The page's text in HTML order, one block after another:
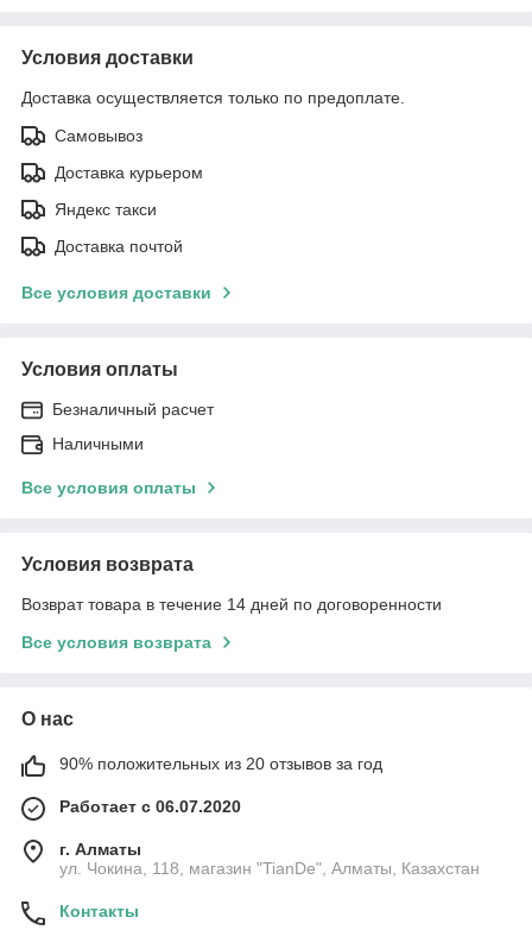
Условия доставки
Доставка осуществляется только по предоплате.
Самовывоз
Доставка курьером
Яндекс такси
Доставка почтой
Все условия доставки
Условия оплаты
Безналичный расчет
Наличными
Все условия оплаты
Условия возврата
Возврат товара в течение 14 дней по договоренности
Все условия возврата
О нас
90% положительных из 20 отзывов за год
Работает с 06.07.2020
г. Алматы
ул. Чокина, 118, магазин "TianDe", Алматы, Казахстан
Контакты